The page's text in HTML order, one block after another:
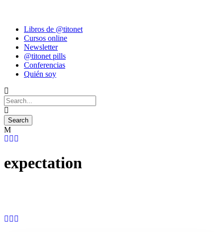
Libros de @titonet
Cursos online
Newsletter
@titonet pills
Conferencias
Quién soy
expectation